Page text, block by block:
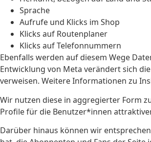
Sprache
Aufrufe und Klicks im Shop
Klicks auf Routenplaner
Klicks auf Telefonnummern
Ebenfalls werden auf diesem Wege
Entwicklung von Meta verändert sich
verweisen. Weitere Informationen zu
Wir nutzen diese in aggregierter Form
Profile für die Benutzer*innen
Darüber hinaus können wir